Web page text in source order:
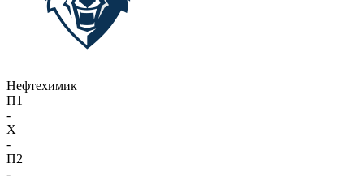
Нефтехимик
П1
-
X
-
П2
-